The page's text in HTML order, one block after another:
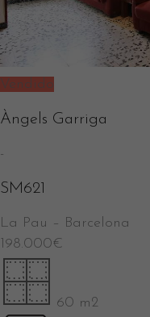
Vendido
Àngels Garriga
-
SM621
La Pau – Barcelona
198.000€
60 m2